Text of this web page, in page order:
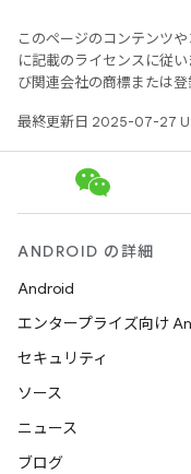
このページのコンテンツや
に記載のライセンスに従
び関連会社の商標または登
最終更新日 2025-07-27
ANDROID の詳細
Android
エンタープライズ向け
セキュリティ
ソース
ニュース
ブログ